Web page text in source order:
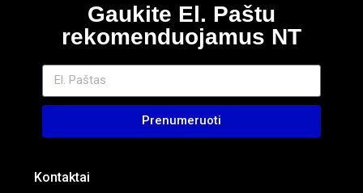
Gaukite El. Paštu
rekomenduojamus NT
Prenumeruoti
Kontaktai